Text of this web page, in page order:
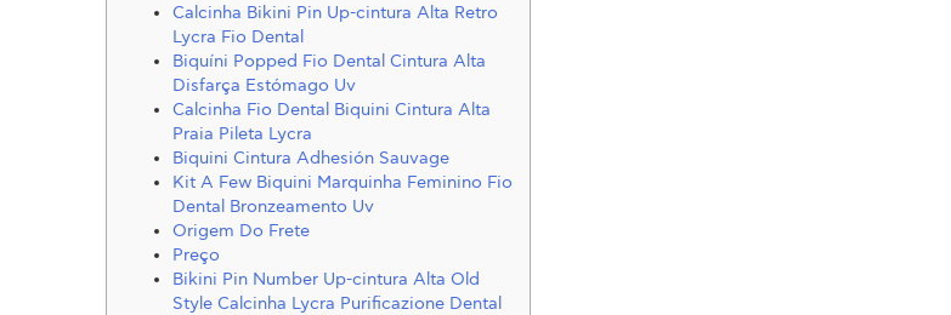
Calcinha Bikini Pin Up-cintura Alta Retro
Lycra Fio Dental
Biquíni Popped Fio Dental Cintura Alta
Disfarça Estómago Uv
Calcinha Fio Dental Biquini Cintura Alta
Praia Pileta Lycra
Biquini Cintura Adhesión Sauvage
Kit A Few Biquini Marquinha Feminino Fio
Dental Bronzeamento Uv
Origem Do Frete
Preço
Bikini Pin Number Up-cintura Alta Old
Style Calcinha Lycra Purificazione Dental